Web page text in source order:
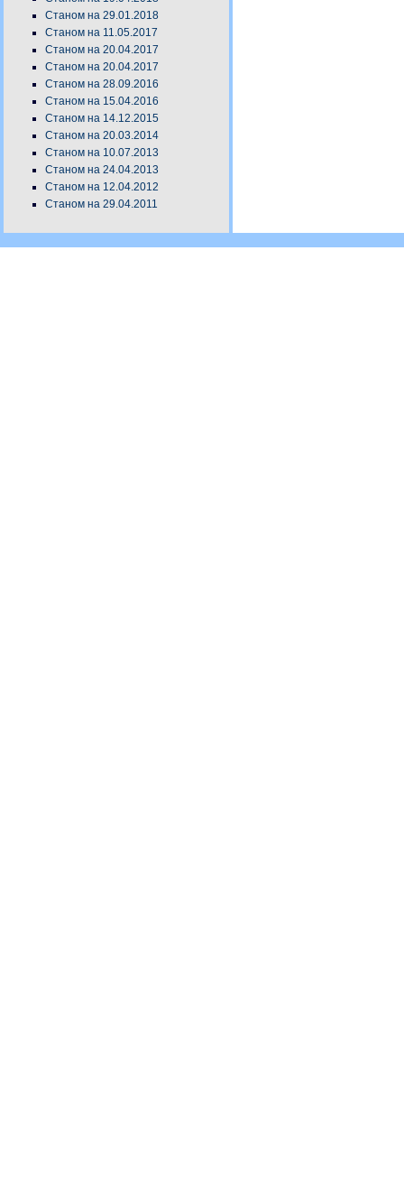
Станом на 29.01.2018
Станом на 11.05.2017
Станом на 20.04.2017
Станом на 20.04.2017
Станом на 28.09.2016
Станом на 15.04.2016
Станом на 14.12.2015
Станом на 20.03.2014
Станом на 10.07.2013
Станом на 24.04.2013
Станом на 12.04.2012
Станом на 29.04.2011